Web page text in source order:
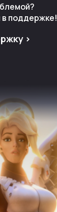
поддержке!
>